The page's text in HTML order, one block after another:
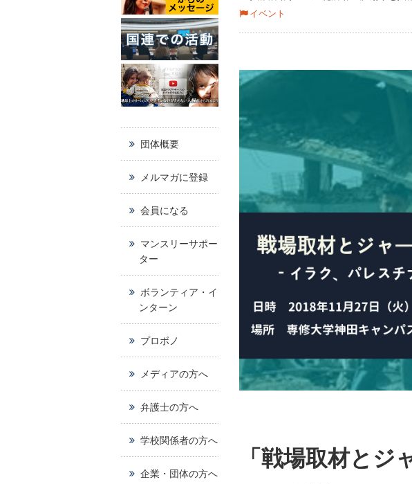
イベント
「戦場取材と
団体概要
メルマガに登録
会員になる
マンスリーサポー
ター
ボランティア・イ
ンターン
プロボノ
メディアの方へ
弁護士の方へ
学校関係者の方へ
企業・団体の方へ